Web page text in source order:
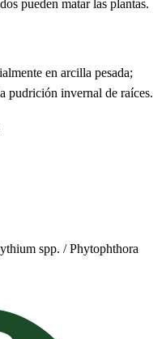
pueden matar las plantas.
en arcilla pesada;
pudrición invernal de raíces.
spp. / Phytophthora